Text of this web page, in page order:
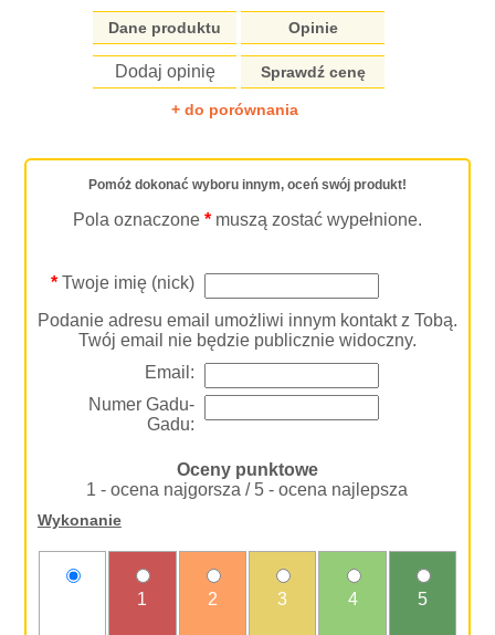
Dane produktu Opinie
Dodaj opinię Sprawdź cenę
+ do porównania
Pomóż dokonać wyboru innym, oceń swój produkt!
Pola oznaczone * muszą zostać wypełnione.
*Twoje imię (nick)
Podanie adresu email umożliwi innym kontakt z Tobą.
Twój email nie będzie publicznie widoczny.
Email:
Numer Gadu-
Gadu:
Oceny punktowe
1 - ocena najgorsza / 5 - ocena najlepsza
Wykonanie
1 2 3 4 5